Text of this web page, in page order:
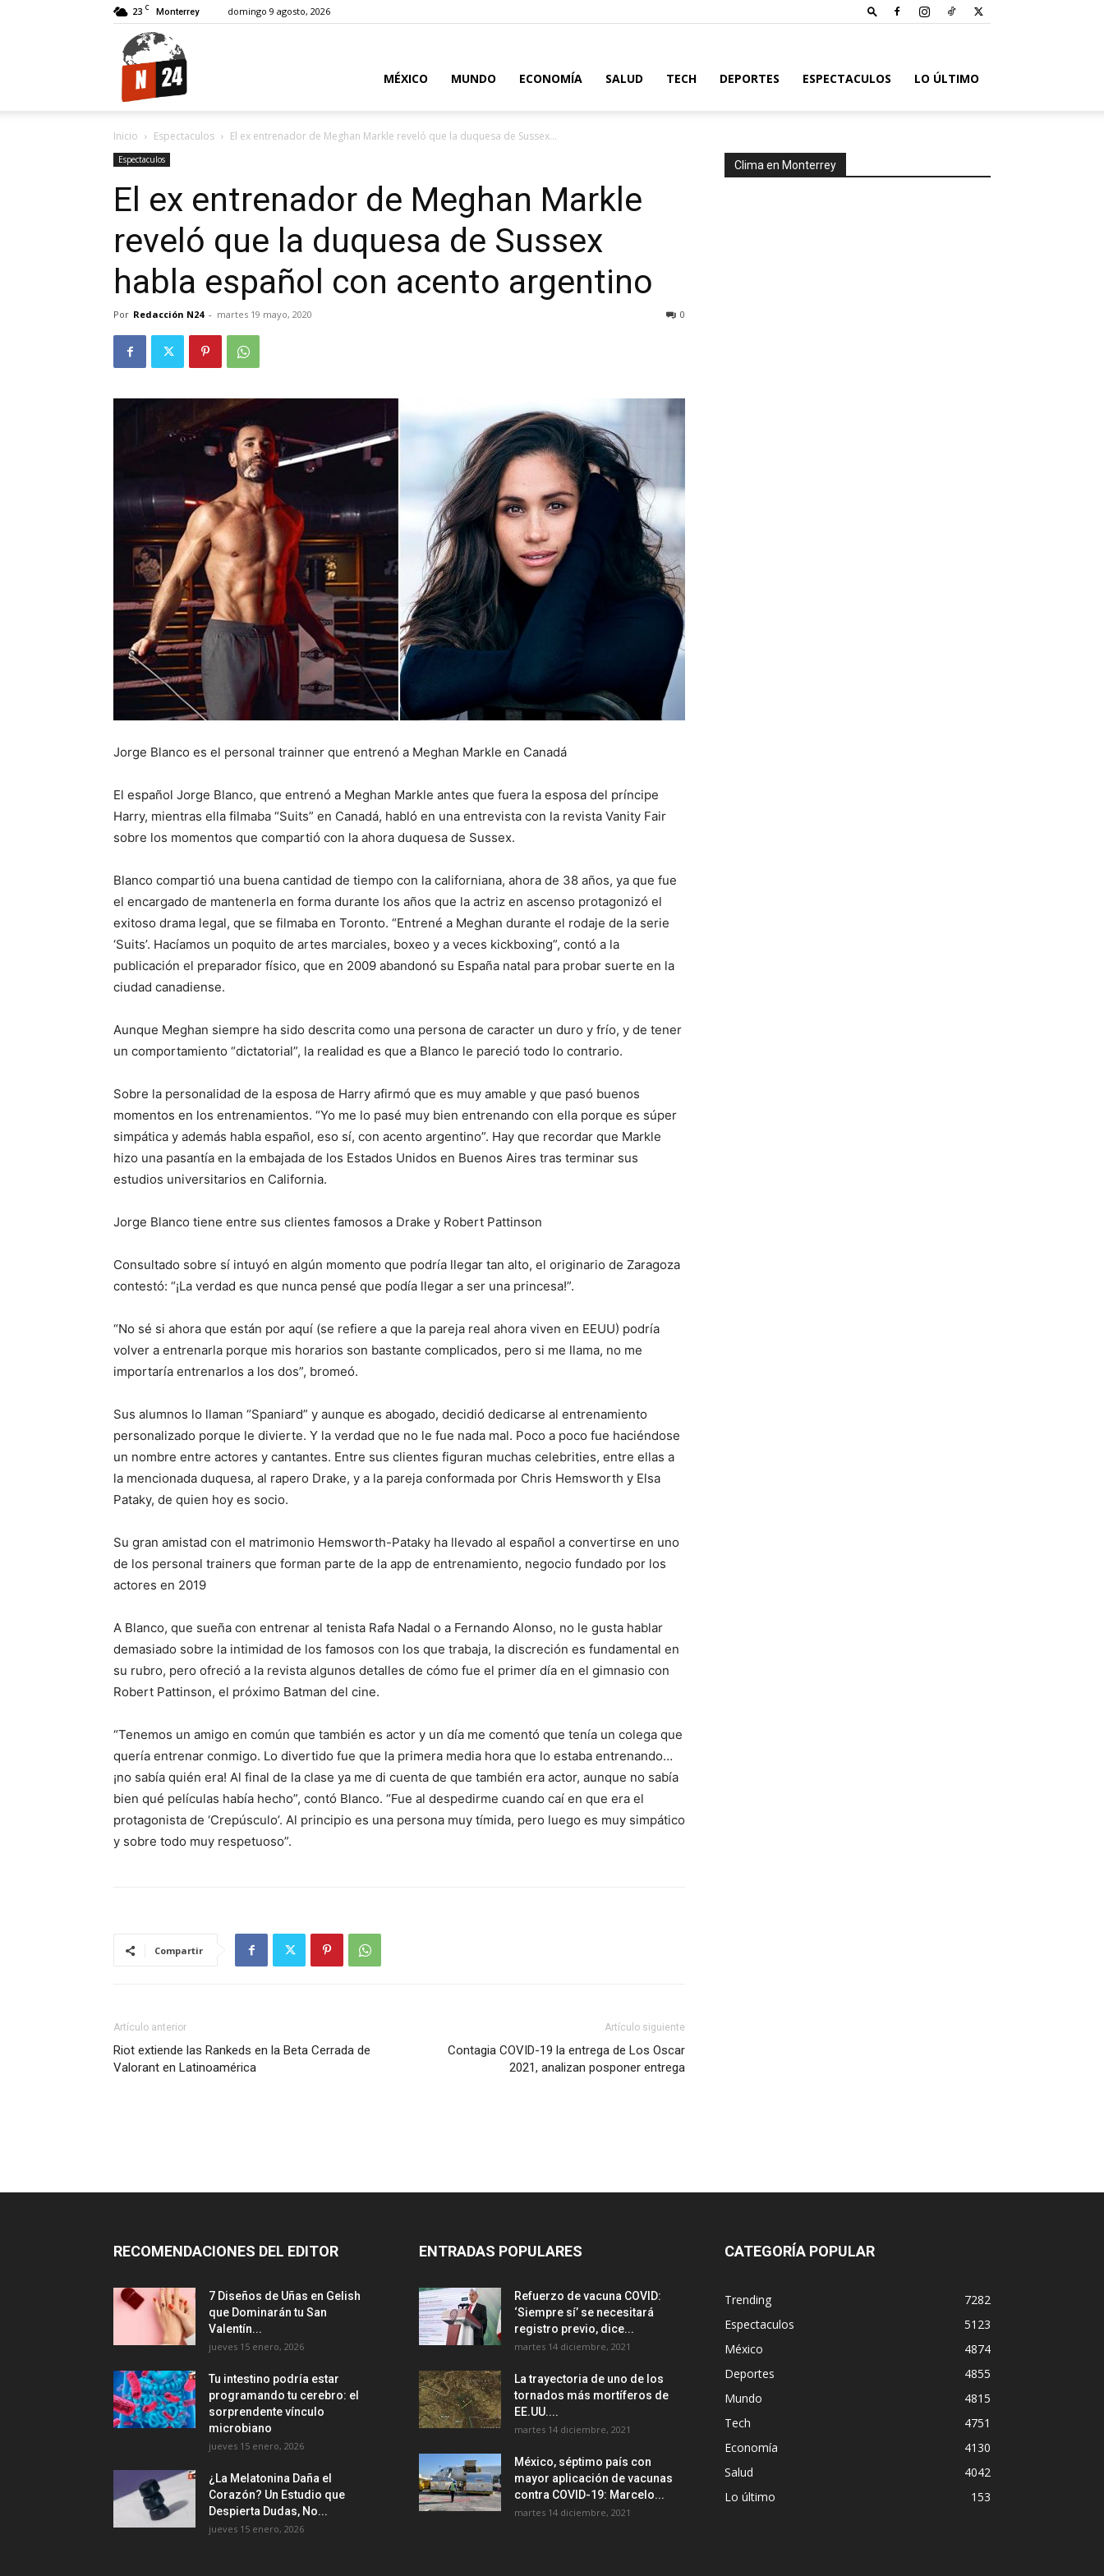
23 C Monterrey domingo 9 agosto, 2026
MÉXICO MUNDO ECONOMÍA SALUD TECH DEPORTES ESPECTACULOS LO ÚLTIMO
Inicio Espectaculos El ex entrenador de Meghan Markle reveló que la duquesa de Sussex...
Espectaculos
El ex entrenador de Meghan Markle
reveló que la duquesa de Sussex
habla español con acento argentino
Por Redacción N24 - martes 19 mayo, 2020 0
Jorge Blanco es el personal trainner que entrenó a Meghan Markle en Canadá
El español Jorge Blanco, que entrenó a Meghan Markle antes que fuera la esposa del príncipe
Harry, mientras ella filmaba “Suits” en Canadá, habló en una entrevista con la revista Vanity Fair
sobre los momentos que compartió con la ahora duquesa de Sussex.
Blanco compartió una buena cantidad de tiempo con la californiana, ahora de 38 años, ya que fue
el encargado de mantenerla en forma durante los años que la actriz en ascenso protagonizó el
exitoso drama legal, que se filmaba en Toronto. “Entrené a Meghan durante el rodaje de la serie
‘Suits’. Hacíamos un poquito de artes marciales, boxeo y a veces kickboxing”, contó a la
publicación el preparador físico, que en 2009 abandonó su España natal para probar suerte en la
ciudad canadiense.
Aunque Meghan siempre ha sido descrita como una persona de caracter un duro y frío, y de tener
un comportamiento “dictatorial”, la realidad es que a Blanco le pareció todo lo contrario.
Sobre la personalidad de la esposa de Harry afirmó que es muy amable y que pasó buenos
momentos en los entrenamientos. “Yo me lo pasé muy bien entrenando con ella porque es súper
simpática y además habla español, eso sí, con acento argentino”. Hay que recordar que Markle
hizo una pasantía en la embajada de los Estados Unidos en Buenos Aires tras terminar sus
estudios universitarios en California.
Jorge Blanco tiene entre sus clientes famosos a Drake y Robert Pattinson
Consultado sobre sí intuyó en algún momento que podría llegar tan alto, el originario de Zaragoza
contestó: “¡La verdad es que nunca pensé que podía llegar a ser una princesa!”.
“No sé si ahora que están por aquí (se refiere a que la pareja real ahora viven en EEUU) podría
volver a entrenarla porque mis horarios son bastante complicados, pero si me llama, no me
importaría entrenarlos a los dos”, bromeó.
Sus alumnos lo llaman “Spaniard” y aunque es abogado, decidió dedicarse al entrenamiento
personalizado porque le divierte. Y la verdad que no le fue nada mal. Poco a poco fue haciéndose
un nombre entre actores y cantantes. Entre sus clientes figuran muchas celebrities, entre ellas a
la mencionada duquesa, al rapero Drake, y a la pareja conformada por Chris Hemsworth y Elsa
Pataky, de quien hoy es socio.
Su gran amistad con el matrimonio Hemsworth-Pataky ha llevado al español a convertirse en uno
de los personal trainers que forman parte de la app de entrenamiento, negocio fundado por los
actores en 2019
A Blanco, que sueña con entrenar al tenista Rafa Nadal o a Fernando Alonso, no le gusta hablar
demasiado sobre la intimidad de los famosos con los que trabaja, la discreción es fundamental en
su rubro, pero ofreció a la revista algunos detalles de cómo fue el primer día en el gimnasio con
Robert Pattinson, el próximo Batman del cine.
“Tenemos un amigo en común que también es actor y un día me comentó que tenía un colega que
quería entrenar conmigo. Lo divertido fue que la primera media hora que lo estaba entrenando…
¡no sabía quién era! Al final de la clase ya me di cuenta de que también era actor, aunque no sabía
bien qué películas había hecho”, contó Blanco. “Fue al despedirme cuando caí en que era el
protagonista de ‘Crepúsculo’. Al principio es una persona muy tímida, pero luego es muy simpático
y sobre todo muy respetuoso”.
Compartir
Artículo anterior
Riot extiende las Rankeds en la Beta Cerrada de
Valorant en Latinoamérica
Artículo siguiente
Contagia COVID-19 la entrega de Los Oscar
2021, analizan posponer entrega
Clima en Monterrey
RECOMENDACIONES DEL EDITOR
7 Diseños de Uñas en Gelish
que Dominarán tu San
Valentín...
jueves 15 enero, 2026
Tu intestino podría estar
programando tu cerebro: el
sorprendente vínculo
microbiano
jueves 15 enero, 2026
¿La Melatonina Daña el
Corazón? Un Estudio que
Despierta Dudas, No...
jueves 15 enero, 2026
ENTRADAS POPULARES
Refuerzo de vacuna COVID:
‘Siempre sí’ se necesitará
registro previo, dice...
martes 14 diciembre, 2021
La trayectoria de uno de los
tornados más mortíferos de
EE.UU....
martes 14 diciembre, 2021
México, séptimo país con
mayor aplicación de vacunas
contra COVID-19: Marcelo...
martes 14 diciembre, 2021
CATEGORÍA POPULAR
Trending
7282
Espectaculos
5123
México
4874
Deportes
4855
Mundo
4815
Tech
4751
Economía
4130
Salud
4042
Lo último
153